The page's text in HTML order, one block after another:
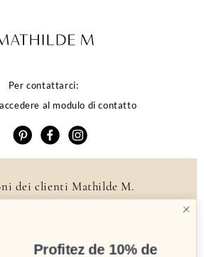
Per contattarci:
al modulo di contatto
dei clienti Mathilde M.
Profitez de 10% de